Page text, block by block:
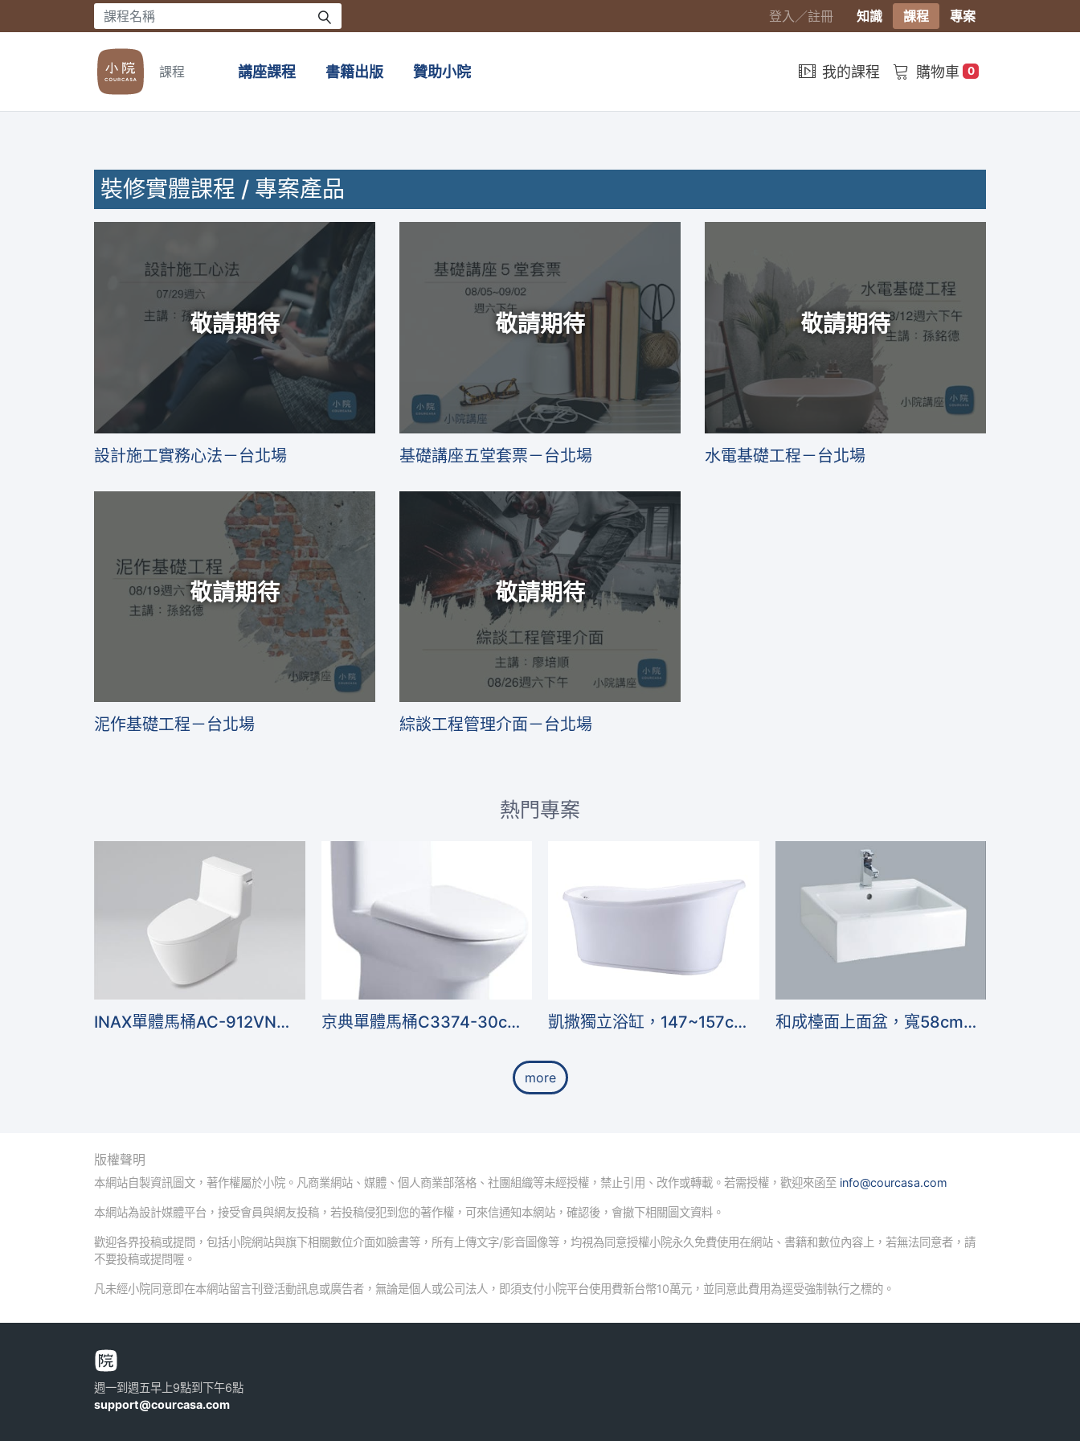
登入／註冊 知識 課程 專案
課程 講座課程 書籍出版 贊助小院 我的課程 購物車 0
裝修實體課程 / 專案產品
敬請期待
設計施工實務心法－台北場
敬請期待
基礎講座五堂套票－台北場
敬請期待
水電基礎工程－台北場
敬請期待
泥作基礎工程－台北場
敬請期待
綜談工程管理介面－台北場
熱門專案
INAX單體馬桶AC-912VN，側把手，水箱上可置物，管距30～40公分 京典單體馬桶C3374-30cm，管距30～40公分，不佔空間，親民價 凱撒獨立浴缸，147~157cm，小平台可嵌龍頭 和成檯面上面盆，寬58cm，歐風系列
more
版權聲明
本網站自製資訊圖文，著作權屬於小院。凡商業網站、媒體、個人商業部落格、社團組織等未經授權，禁止引用、改作或轉載。若需授權，歡迎來函至 info@courcasa.com
本網站為設計媒體平台，接受會員與網友投稿，若投稿侵犯到您的著作權，可來信通知本網站，確認後，會撤下相關圖文資料。
歡迎各界投稿或提問，包括小院網站與旗下相關數位介面如臉書等，所有上傳文字/影音圖像等，均視為同意授權小院永久免費使用在網站、書籍和數位內容上，若無法同意者，請
不要投稿或提問喔。
凡未經小院同意即在本網站留言刊登活動訊息或廣告者，無論是個人或公司法人，即須支付小院平台使用費新台幣10萬元，並同意此費用為逕受強制執行之標的。
週一到週五早上9點到下午6點
support@courcasa.com